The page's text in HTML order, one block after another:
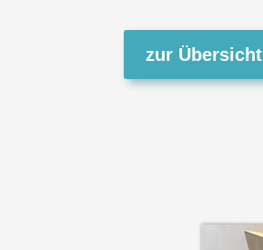
zur Übersicht